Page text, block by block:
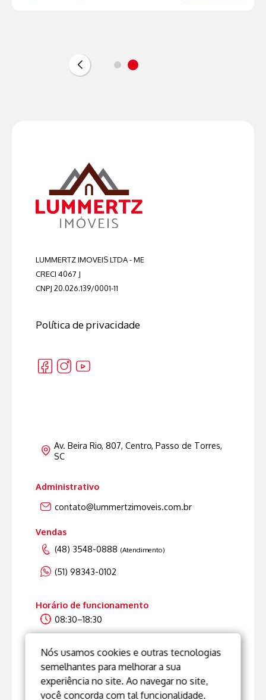
LUMMERTZ IMOVEIS LTDA - ME
CRECI 4067 J
CNPJ 20.026.139/0001-11
Política de privacidade
Av. Beira Rio, 807, Centro, Passo de Torres,
SC
Administrativo
contato@lummertzimoveis.com.br
Vendas
(48) 3548-0888 (Atendimento)
(51) 98343-0102
Horário de funcionamento
08:30–18:30
Um projeto
Inovandoweb.com+ Robustcrm.io
Nós usamos cookies e outras tecnologias
semelhantes para melhorar a sua
experiência no site. Ao navegar no site,
você concorda com tal funcionalidade.